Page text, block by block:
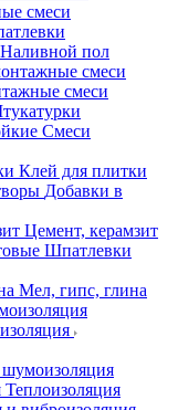
смеси
Наливной пол
смеси
Смеси
Клей для плитки
Добавки в
Цемент, керамзит
Шпатлевки
Мел, гипс, глина
Теплоизоляция